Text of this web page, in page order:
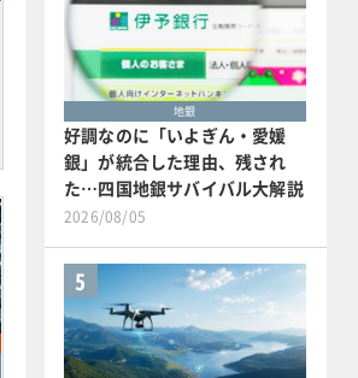
地銀
好調なのに「いよぎん・愛媛
銀」が統合した理由、残され
た…四国地銀サバイバル大解説
2026/08/05
5